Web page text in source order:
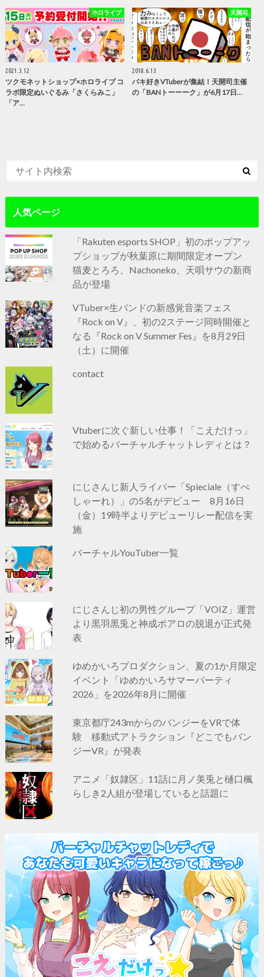
ホロライブ
2021.3.12
ツクモネットショップ×ホロライブ コ
ラボ限定ぬいぐるみ「さくらみこ」
「ア…
天開司
2018.6.13
バキ好きVTuberが集結！天開司主催
の「BANトーーーク」が6月17日…
人気ページ
「Rakuten esports SHOP」初のポップアッ
プショップが秋葉原に期間限定オープン
猫麦とろろ、Nachoneko、天唄サウの新商
品が登場
VTuber×生バンドの新感覚音楽フェス
『Rock on V』、初の2ステージ同時開催と
なる『Rock on V Summer Fes』を8月29日
（土）に開催
contact
Vtuberに次ぐ新しい仕事！「こえだけっ」
で始めるバーチャルチャットレディとは？
にじさんじ新人ライバー「Spieciale（すぺ
しゃーれ）」の5名がデビュー 8月16日
（金）19時半よりデビューリレー配信を実
施
バーチャルYouTuber一覧
にじさんじ初の男性グループ「VOIZ」運営
より黒羽黒兎と神成ポアロの脱退が正式発
表
ゆめかいろプロダクション、夏の1か月限定
イベント「ゆめかいろサマーパーティ
2026」を2026年8月に開催
東京都庁243mからのバンジーをVRで体
験 移動式アトラクション『どこでもバン
ジーVR』が発表
アニメ「奴隷区」11話に月ノ美兎と樋口楓
らしき2人組が登場していると話題に